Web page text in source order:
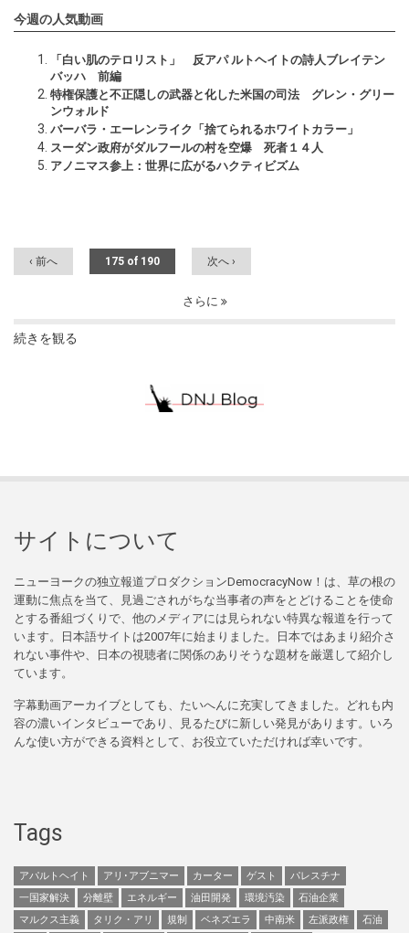
今週の人気動画
「白い肌のテロリスト」 反アパ ルトヘイトの詩人ブレイテン
バッハ 前編
特権保護と不正隠しの武器と化した米国の司法 グレン・グリー
ンウォルド
バーバラ・エーレンライク「捨てられるホワイトカラー」
スーダン政府がダルフールの村を空爆 死者１４人
アノニマス参上：世界に広がるハクティビズム
‹ 前へ 175 of 190 次へ ›
さらに
続きを観る
サイトについて
ニューヨークの独立報道プロダクションDemocracyNow！は、草の根の
運動に焦点を当て、見過ごされがちな当事者の声をとどけることを使命
とする番組づくりで、他のメディアには見られない特異な報道を行って
います。日本語サイトは2007年に始まりました。日本ではあまり紹介さ
れない事件や、日本の視聴者に関係のありそうな題材を厳選して紹介し
ています。
字幕動画アーカイブとしても、たいへんに充実してきました。どれも内
容の濃いインタビューであり、見るたびに新しい発見があります。いろ
んな使い方ができる資料として、お役立ていただければ幸いです。
Tags
アパルトヘイト アリ･アブニマー カーター ゲスト
パレスチナ
一国家解決
分離壁 エネルギー 油田開発 環境汚染
石油企業
マルクス主義
タリク・アリ 規制 ベネズエラ 中南米 左派政権 石油